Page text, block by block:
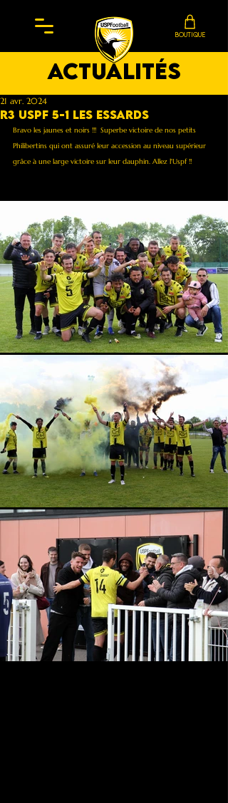
BOUTIQUE
actualités
R3 Uspf 5-1 Les Essards
21 avr. 2024
Bravo les jaunes et noirs !!!  Superbe victoire de nos petits
Philibertins qui ont assuré leur accession au niveau supérieur
grâce à une large victoire sur leur dauphin. Allez l'Uspf !!